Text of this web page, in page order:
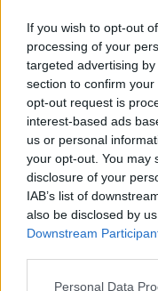
If you wish to opt-out
processing of your
targeted advertising
section to confirm
opt-out request is
interest-based ads
us or personal
your opt-out. You may
disclosure of your
IAB’s list of
also be disclosed by
Downstream
Personal Data